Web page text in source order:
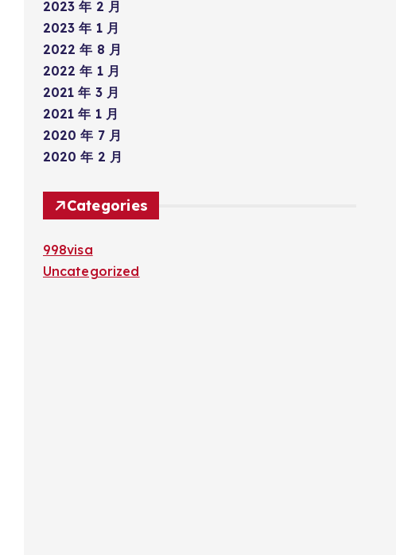
2023 年 2 月
2023 年 1 月
2022 年 8 月
2022 年 1 月
2021 年 3 月
2021 年 1 月
2020 年 7 月
2020 年 2 月
Categories
998visa
Uncategorized